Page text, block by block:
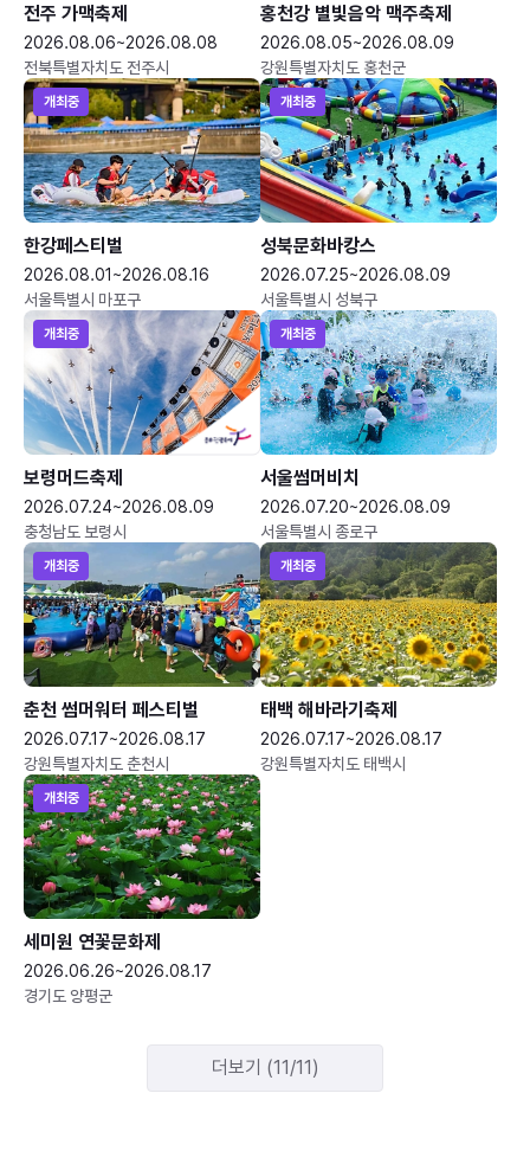
전주 가맥축제
2026.08.06~2026.08.08
전북특별자치도 전주시
홍천강 별빛음악 맥주축제
2026.08.05~2026.08.09
강원특별자치도 홍천군
개최중
한강페스티벌
2026.08.01~2026.08.16
서울특별시 마포구
개최중
성북문화바캉스
2026.07.25~2026.08.09
서울특별시 성북구
개최중
보령머드축제
2026.07.24~2026.08.09
충청남도 보령시
개최중
서울썸머비치
2026.07.20~2026.08.09
서울특별시 종로구
개최중
춘천 썸머워터 페스티벌
2026.07.17~2026.08.17
강원특별자치도 춘천시
개최중
태백 해바라기축제
2026.07.17~2026.08.17
강원특별자치도 태백시
개최중
세미원 연꽃문화제
2026.06.26~2026.08.17
경기도 양평군
더보기 (11/11)